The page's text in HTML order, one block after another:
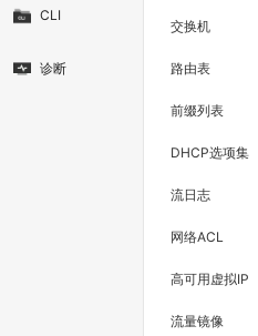
CLI
诊断
交换机
路由表
前缀列表
DHCP选项集
流日志
网络ACL
高可用虚拟IP
流量镜像